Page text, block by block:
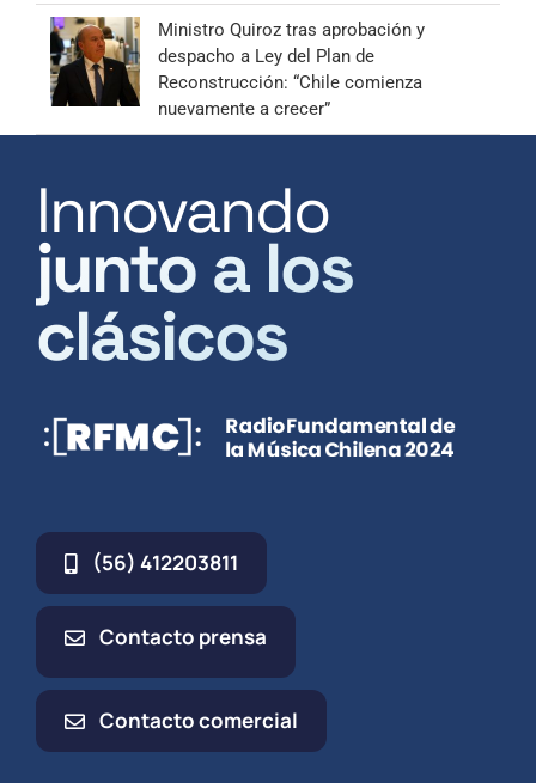
Ministro Quiroz tras aprobación y
despacho a Ley del Plan de
Reconstrucción: “Chile comienza
nuevamente a crecer”
Innovando
junto a los
clásicos
(56) 412203811
Contacto prensa
Contacto comercial